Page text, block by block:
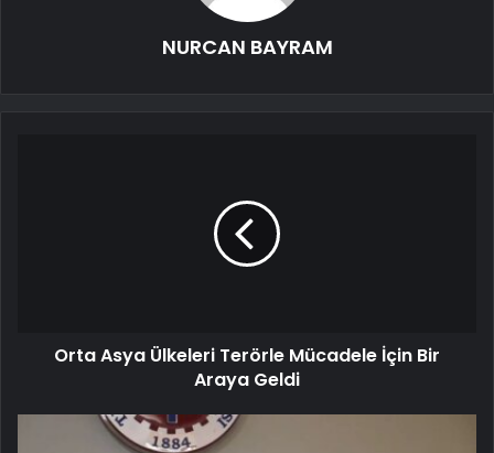
NURCAN BAYRAM
Orta Asya Ülkeleri Terörle Mücadele İçin Bir
Araya Geldi